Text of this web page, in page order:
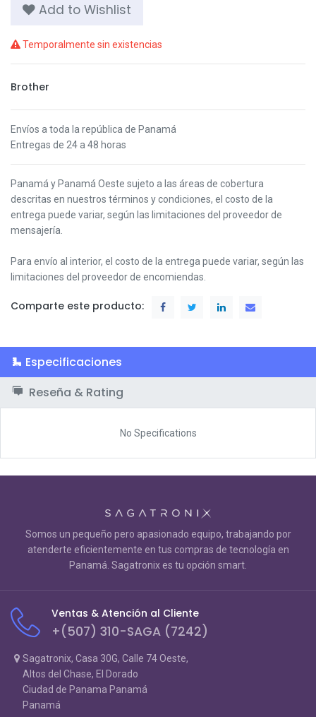
Add to Wishlist
Temporalmente sin existencias
Brother
Envíos a toda la república de Panamá
Entregas de 24 a 48 horas
Panamá y Panamá Oeste sujeto a las áreas de cobertura
descritas en nuestros términos y condiciones, el costo de la
entrega puede variar, según las limitaciones del proveedor de
mensajería.
Para envío al interior, el costo de la entrega puede variar, según las
limitaciones del proveedor de encomiendas.
Comparte este producto:
Especificaciones
Reseña & Rating
No Specifications
Somos un pequeño pero apasionado equipo, trabajando por
atenderte eficientemente en tus compras de tecnología en
Panamá. Sagatronix es tu opción smart.
Ventas & Atención al Cliente
+(507) 310-SAGA (7242)
Sagatronix, Casa 30G, Calle 74 Oeste,
Altos del Chase, El Dorado
Ciudad de Panama Panamá
Panamá